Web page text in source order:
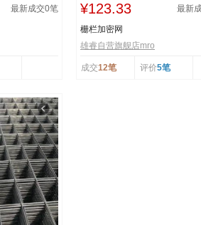
最新成交0笔 ¥123.33 最新
栅栏加密网
雄睿自营旗舰店mro
成交12笔 评价5笔